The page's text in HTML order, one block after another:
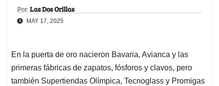
Por Las Dos Orillas
MAY 17, 2025
En la puerta de oro nacieron Bavaria, Avianca y las
primeras fábricas de zapatos, fósforos y clavos, pero
también Supertiendas Olímpica, Tecnoglass y Promigas